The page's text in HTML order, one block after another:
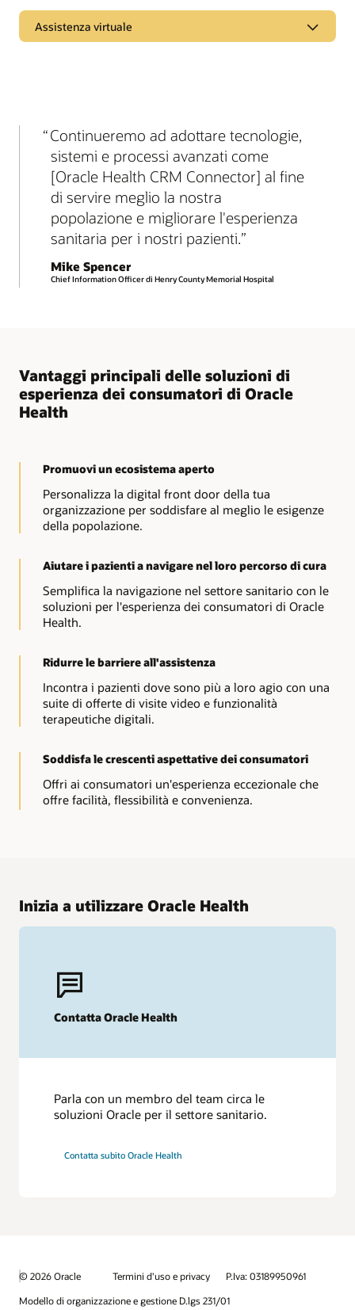
Assistenza virtuale
Offri assistenza oltre l'ospedale
Il percorso di cura di un paziente non termina quando
lascia l’ospedale. Consenti ai tuoi team clinici di fornire
assistenza attraverso le funzionalità di assistenza
virtuale di Oracle Health, tra cui visite video,
monitoraggio remoto dei pazienti e terapie digitali.
Ridurre le barriere all'assistenza
L’assistenza virtuale può migliorare l’accesso alle cure
appuntamenti in presenza. Raggiungi i pazienti
ovunque si sentano più a loro agio grazie alla suite di
Continueremo ad adottare tecnologie,
sistemi e processi avanzati come
[Oracle Health CRM Connector] al fine
di servire meglio la nostra
popolazione e migliorare l'esperienza
sanitaria per i nostri pazienti.
Mike Spencer
Chief Information Officer di Henry County Memorial Hospital
Vantaggi principali delle soluzioni di
esperienza dei consumatori di Oracle
Health
Promuovi un ecosistema aperto
Personalizza la digital front door della tua
organizzazione per soddisfare al meglio le esigenze
della popolazione.
Aiutare i pazienti a navigare nel loro percorso di cura
Semplifica la navigazione nel settore sanitario con le
soluzioni per l'esperienza dei consumatori di Oracle
Health.
Ridurre le barriere all'assistenza
Incontra i pazienti dove sono più a loro agio con una
suite di offerte di visite video e funzionalità
terapeutiche digitali.
Soddisfa le crescenti aspettative dei consumatori
Offri ai consumatori un'esperienza eccezionale che
offre facilità, flessibilità e convenienza.
Inizia a utilizzare Oracle Health
Contatta Oracle Health
Parla con un membro del team circa le
soluzioni Oracle per il settore sanitario.
Contatta subito Oracle Health
© 2026 Oracle Termini d'uso e privacy
P.Iva: 03189950961
Modello di organizzazione e gestione D.lgs 231/01